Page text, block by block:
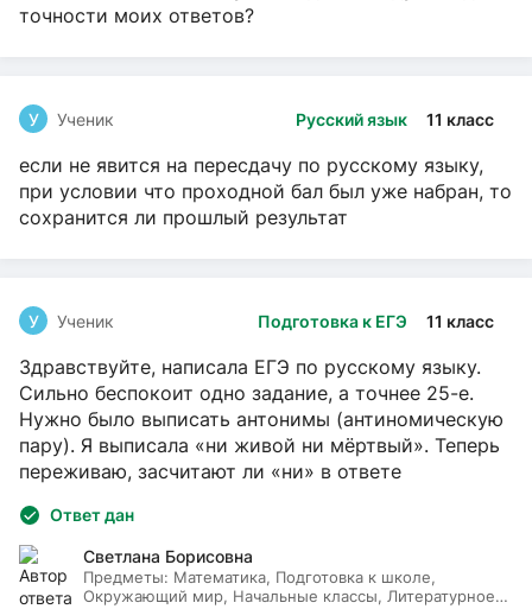
точности моих ответов?
Русский язык 11 класс
У Ученик
если не явится на пересдачу по русскому языку,
при условии что проходной бал был уже набран, то
сохранится ли прошлый результат
Подготовка к ЕГЭ 11 класс
У Ученик
Здравствуйте, написала ЕГЭ по русскому языку.
Сильно беспокоит одно задание, а точнее 25-е.
Нужно было выписать антонимы (антиномическую
пару). Я выписала «ни живой ни мёртвый». Теперь
переживаю, засчитают ли «ни» в ответе
Ответ дан
Светлана Борисовна
Предметы: Математика, Подготовка к школе,
Окружающий мир, Начальные классы, Литературное